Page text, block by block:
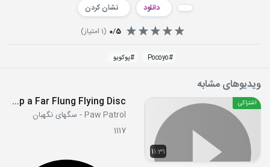
دانلود
نشان کردن
0/5
(
1 امتیاز)
#
Pocoyo
#پوکویو
ویدیوهای مشابه
11:31
اشتراکی S06E22b - Pups Stop a Far Flung Flying Disc
Paw Patrol - سگهای نگهبان
1117